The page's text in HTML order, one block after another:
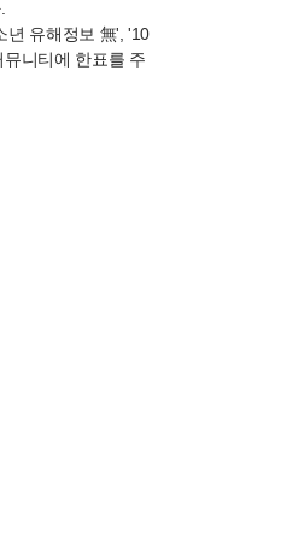
년 유해정보 無', '10
니티에 한표를 주